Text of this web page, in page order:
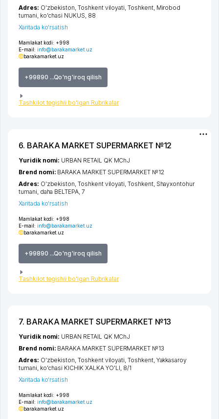
Mamlakat kodi: +998
E-mail: info@barakamarket.uz
barakamarket.uz
+99890 ...Qo'ng'iroq qilish
Tashkilot tegishli bo'lgan Rubrikalar
Adres: O'zbekiston,Toshkent viloyati ,Toshkent, Mirobod
tumani ko'chasi NUKUS , 88
Xaritada ko'rsatish
6. BARAKA MARKET SUPERMARKET №12
Mamlakat kodi: +998
E-mail: info@barakamarket.uz
barakamarket.uz
+99890 ...Qo'ng'iroq qilish
Tashkilot tegishli bo'lgan Rubrikalar
Yuridik nomi: URBAN RETAIL QK MChJ
Brend nomi: BARAKA MARKET SUPERMARKET №12
Adres: O'zbekiston,Toshkent viloyati,Toshkent, Shayxontohur
tumani, daha BELTEPA, 7
Xaritada ko'rsatish
7. BARAKA MARKET SUPERMARKET №13
Mamlakat kodi: +998
E-mail: info@barakamarket.uz
barakamarket.uz
Yuridik nomi: URBAN RETAIL QK MChJ
Brend nomi: BARAKA MARKET SUPERMARKET №13
Adres: O'zbekiston,Toshkent viloyati,Toshkent, Yakkasaroy
tumani, ko'chasi KICHIK XALKA YO'LI, 8/1
Xaritada ko'rsatish